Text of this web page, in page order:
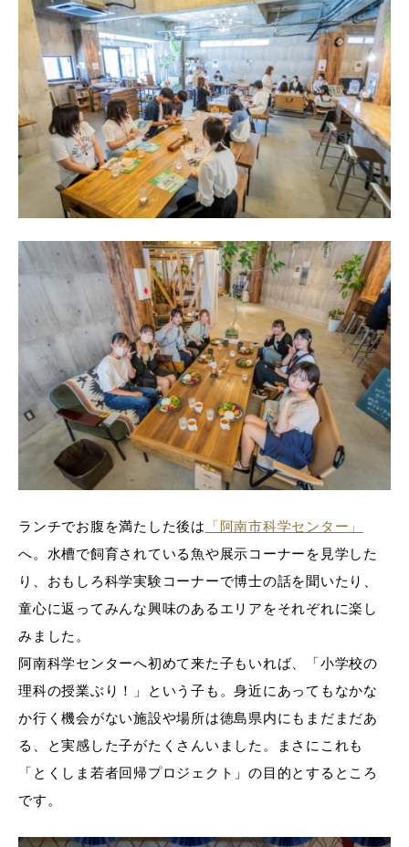
ランチでお腹を満たした後は
「阿南市科学センター」
へ。水槽で飼育されている魚や展示コーナーを見学した
り、おもしろ科学実験コーナーで博士の話を聞いたり、
童心に返ってみんな興味のあるエリアをそれぞれに楽し
みました。
阿南科学センターへ初めて来た子もいれば、「小学校の
理科の授業ぶり！」という子も。身近にあってもなかな
か行く機会がない施設や場所は徳島県内にもまだまだあ
る、と実感した子がたくさんいました。まさにこれも
「とくしま若者回帰プロジェクト」の目的とするところ
です。